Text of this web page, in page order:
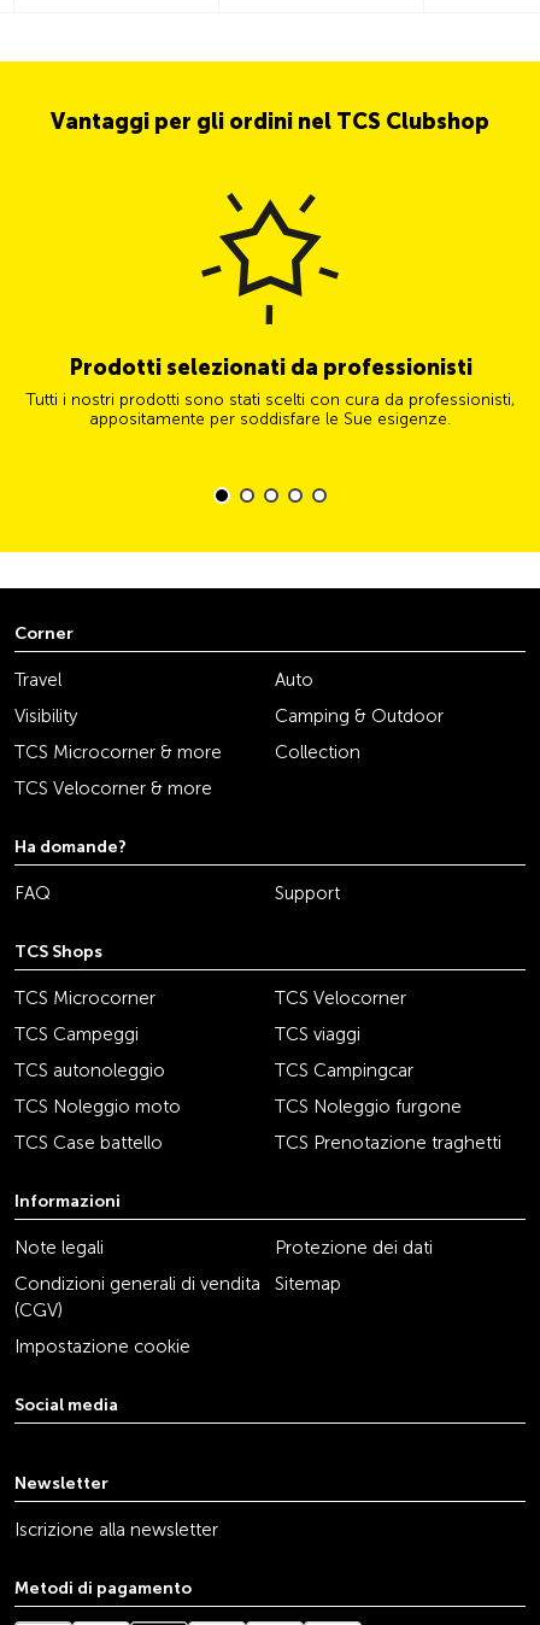
Vantaggi per gli ordini nel TCS Clubshop
Prodotti selezionati da professionisti
Tutti i nostri prodotti sono stati scelti con cura da professionisti,
appositamente per soddisfare le Sue esigenze.
Corner
Travel
Auto
Visibility
Camping & Outdoor
TCS Microcorner & more
Collection
TCS Velocorner & more
Ha domande?
FAQ Support
TCS Shops
TCS Microcorner
TCS Velocorner
TCS Campeggi
TCS viaggi
TCS autonoleggio
TCS Campingcar
TCS Noleggio moto
TCS Noleggio furgone
TCS Case battello
TCS Prenotazione traghetti
Informazioni
Note legali
Protezione dei dati
Condizioni generali di vendita
(CGV)
Sitemap
Impostazione cookie
Social media
Newsletter
Iscrizione alla newsletter
Metodi di pagamento